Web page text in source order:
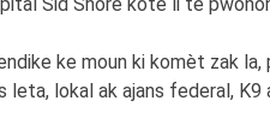
ke moun ki komèt zak
leta, lokal ak ajans federal,